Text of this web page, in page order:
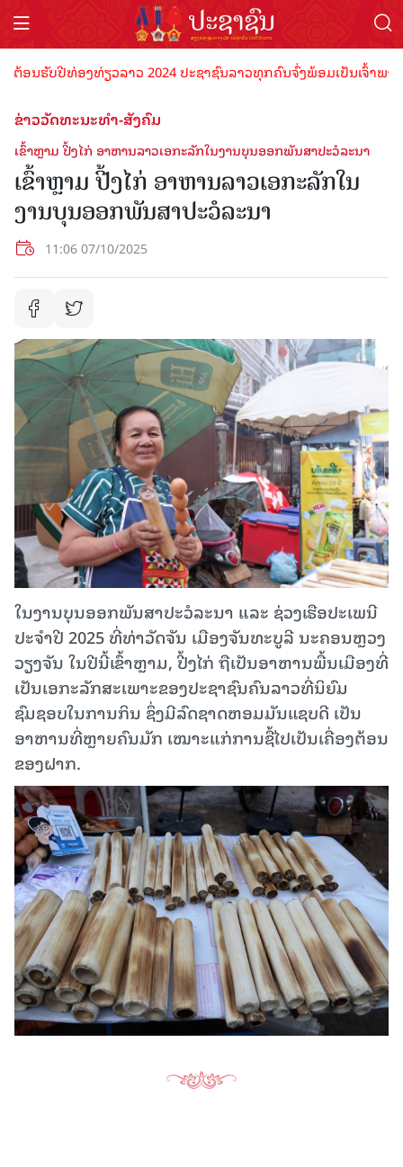
ຮັບປີທ່ອງທ່ຽວລາວ 2024 ປະຊາຊົນລາວທຸກຄົນຈົ່ງພ້ອມເປັນເຈົ້າພາບ
ຂ່າວວັດທະນະທຳ-ສັງຄົມ
ເຂົ້າຫຼາມ ປີ້ງໄກ່ ອາຫານລາວເອກະລັກໃນງານບຸນອອກພັນສາປະວໍລະນາ
ເຂົ້າຫຼາມ ປີ້ງໄກ່ ອາຫານລາວເອກະລັກໃນ
ງານບຸນອອກພັນສາປະວໍລະນາ
11:06 07/10/2025
ໃນງານບຸນອອກພັນສາປະວໍລະນາ ແລະ ຊ່ວງເຮືອປະເພນີ
ປະຈໍາປີ 2025 ທີ່ທ່າວັດຈັນ ເມືອງຈັນທະບູລີ ນະຄອນຫຼວງ
ວຽງຈັນ ໃນປີນີ້ເຂົ້າຫຼາມ, ປີ້ງໄກ່ ຖືເປັນອາຫານພື້ນເມືອງທີ່
ເປັນເອກະລັກສະເພາະຂອງປະຊາຊົນຄົນລາວທີ່ນິຍົມ
ຊົມຊອບໃນການກິນ ຊຶ່ງມີລົດຊາດຫອມມັນແຊບດີ ເປັນ
ອາຫານທີ່ຫຼາຍຄົນມັກ ເໝາະແກ່ການຊື້ໄປເປັນເຄື່ອງຕ້ອນ
ຂອງຝາກ.